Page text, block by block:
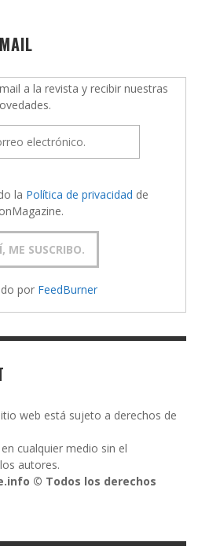
a la revista y recibir nuestras
la Política de privacidad de
por FeedBurner
web está sujeto a derechos de
cualquier medio sin el
autores.
© Todos los derechos